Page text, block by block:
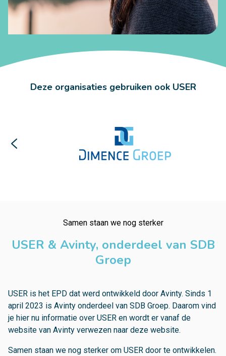
Deze organisaties gebruiken ook USER
Samen staan we nog sterker
USER & Avinty, onderdeel van SDB
Groep
USER is het EPD dat werd ontwikkeld door Avinty. Sinds 1
april 2023 is Avinty onderdeel van SDB Groep. Daarom vind
je hier nu informatie over USER en wordt er vanaf de
website van Avinty verwezen naar deze website.
Samen staan we nog sterker om USER door te ontwikkelen.